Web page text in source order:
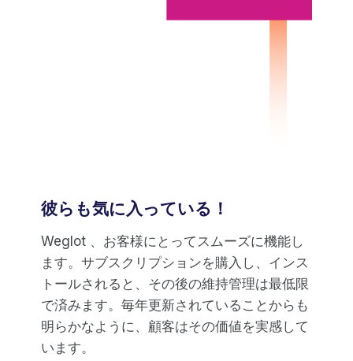
彼らも気に入っている！
Weglot 、お客様にとってスムーズに機能し
ます。サブスクリプションを購入し、インス
トールされると、その後の維持管理は最低限
で済みます。毎年更新されていることからも
明らかなように、顧客はその価値を実感して
います。